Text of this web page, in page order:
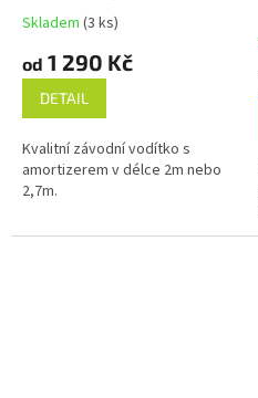
Průměrné
produktu
5,0
5
hvězdiček.
Skladem (3 ks)
od 1 290 Kč
DETAIL
Kvalitní závodní vodítko s
amortizerem v délce 2m nebo
2,7m.